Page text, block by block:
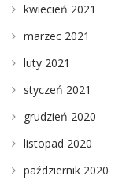
kwiecień 2021
marzec 2021
luty 2021
styczeń 2021
grudzień 2020
listopad 2020
październik 2020